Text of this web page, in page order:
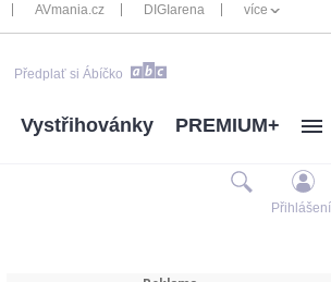
AVmania.cz DIGIarena více
Předplať si Ábíčko
Vystřihovánky PREMIUM+
Přihlášení